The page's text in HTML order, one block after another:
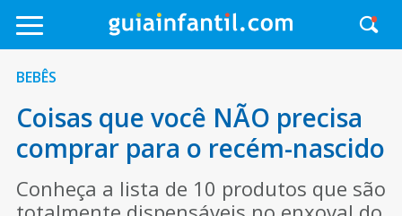
BEBÊS
Coisas que você NÃO precisa
comprar para o recém-nascido
Conheça a lista de 10 produtos que são